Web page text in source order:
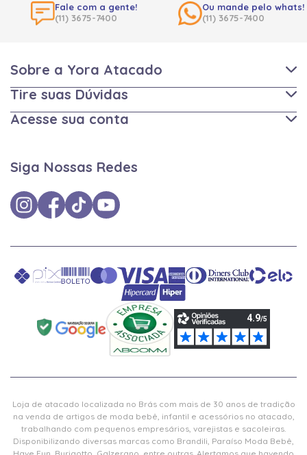
Fale com a gente!
(11) 3675-7400
Ou mande pelo whats!
(11) 3675-7400
Sobre a Yora Atacado
Tire suas Dúvidas
Acesse sua conta
Siga Nossas Redes
Loja de atacado localizada no Brás com mais de 30 anos de tradição
na venda de artigos de moda bebê, infantil e acessórios no atacado,
trabalhando com pequenos empresários, varejistas e sacoleiras.
Disponibilizando diversas marcas como Brandili, Paraíso Moda Bebê,